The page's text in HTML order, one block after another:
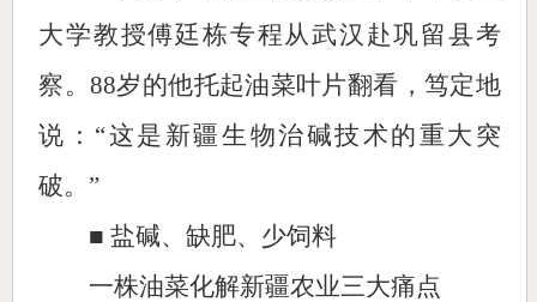
大学教授傅廷栋专程从武汉赴巩留县考
察。88岁的他托起油菜叶片翻看，笃定地
说：“这是新疆生物治碱技术的重大突
破。”
■ 盐碱、缺肥、少饲料
一株油菜化解新疆农业三大痛点